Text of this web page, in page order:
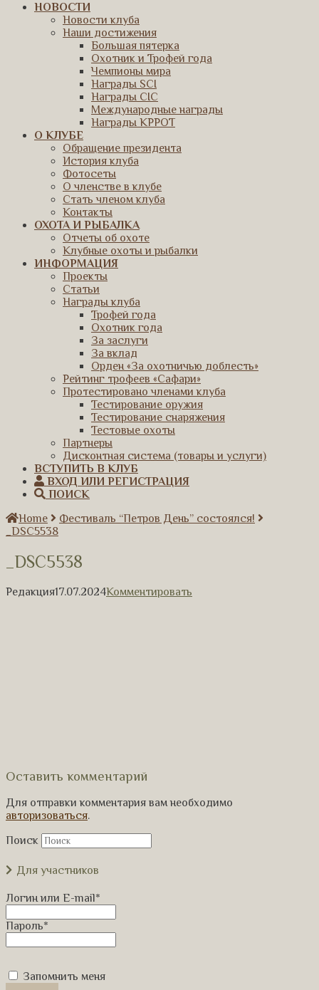
НОВОСТИ
Новости клуба
Наши достижения
Большая пятерка
Охотник и Трофей года
Чемпионы мира
Награды SCI
Награды CIC
Международные награды
Награды КРРОТ
О КЛУБЕ
Обращение президента
История клуба
Фотосеты
О членстве в клубе
Стать членом клуба
Контакты
ОХОТА И РЫБАЛКА
Отчеты об охоте
Клубные охоты и рыбалки
ИНФОРМАЦИЯ
Проекты
Статьи
Награды клуба
Трофей года
Охотник года
За заслуги
За вклад
Орден «За охотничью доблесть»
Рейтинг трофеев «Сафари»
Протестировано членами клуба
Тестирование оружия
Тестирование снаряжения
Тестовые охоты
Партнеры
Дисконтная система (товары и услуги)
ВСТУПИТЬ В КЛУБ
ВХОД ИЛИ РЕГИСТРАЦИЯ
ПОИСК
Home
Фестиваль “Петров День” состоялся!
_DSC5538
_DSC5538
Редакция17.07.2024Комментировать
Оставить комментарий
Для отправки комментария вам необходимо
авторизоваться.
Поиск
Для участников
Логин или E-mail*
Пароль*
Запомнить меня